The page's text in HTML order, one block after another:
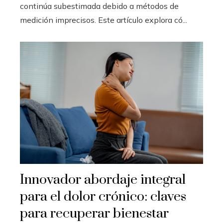
continúa subestimada debido a métodos de
medición imprecisos. Este artículo explora có...
Innovador abordaje integral
para el dolor crónico: claves
para recuperar bienestar